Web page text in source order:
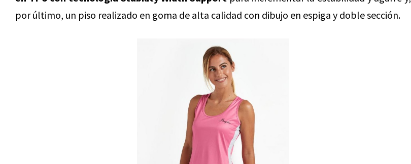
por último, un piso realizado en goma de alta calidad con dibujo en espiga y doble sección.